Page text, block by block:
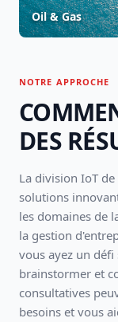
NOTRE APPROCHE
DES
La division IoT
solutions
les domaines de
la gestion
vous ayez un
brainstormer et
consultatives
besoins et vous
Oil & Gas